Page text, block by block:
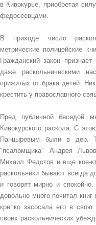
в Кивокурье, приобретая
федосеевцами.
В приходе число
метрические полицейские
Гражданский закон
даже раскольническими
прижитых от брака детей.
крестить у православного
Пред публичной беседой
Кивокурского раскола. С
Панцыревым были в дер.
"псаломщика" Андрея
Михаил Федотов и еще кое-
раскольники бывают всегда
и говорят мирно и
довольно много почитал
крепко засосала его в
своих раскольнических